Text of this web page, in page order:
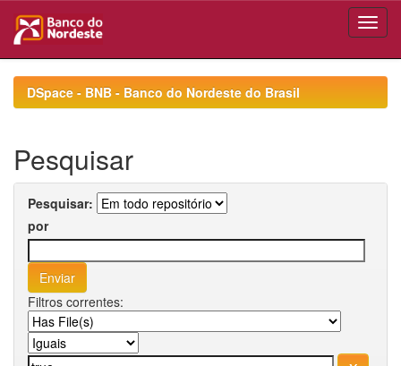
navigationDSpace - BNB - Banco do Nordeste do Brasil
Pesquisar
Pesquisar:
por
Filtros correntes: